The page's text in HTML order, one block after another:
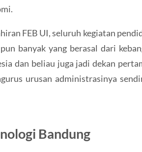
FEB UI, seluruh kegiatan
banyak yang berasal dari
dan beliau juga jadi dekan
urusan administrasinya
Bandung